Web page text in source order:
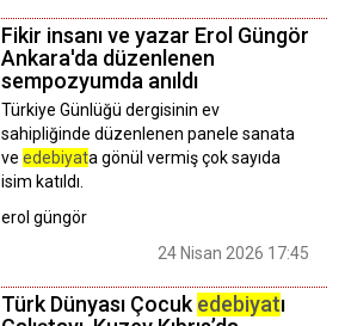
Fikir insanı ve yazar Erol Güngör
Ankara'da düzenlenen
sempozyumda anıldı
Türkiye Günlüğü dergisinin ev
sahipliğinde düzenlenen panele sanata
ve edebiyata gönül vermiş çok sayıda
isim katıldı.
erol güngör
24 Nisan 2026 17:45
Türk Dünyası Çocuk edebiyatı